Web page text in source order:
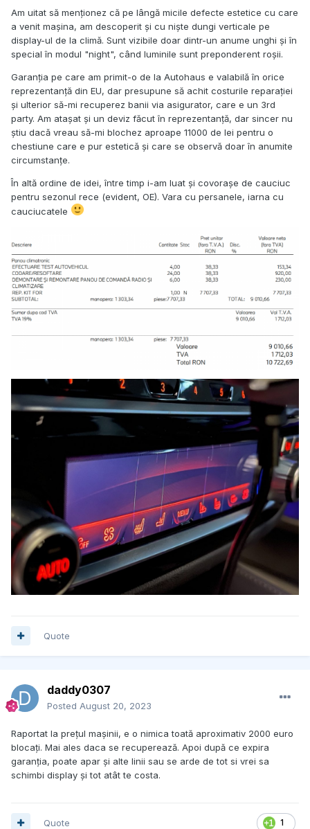
Am uitat să menționez că pe lângă micile defecte estetice cu care
a venit mașina, am descoperit și cu niște dungi verticale pe
display-ul de la climă. Sunt vizibile doar dintr-un anume unghi și în
special în modul "night", când luminile sunt preponderent roșii.
Garanția pe care am primit-o de la Autohaus e valabilă în orice
reprezentanță din EU, dar presupune să achit costurile reparației
și ulterior să-mi recuperez banii via asigurator, care e un 3rd
party. Am atașat și un deviz făcut în reprezentanță, dar sincer nu
știu dacă vreau să-mi blochez aproape 11000 de lei pentru o
chestiune care e pur estetică și care se observă doar în anumite
circumstanțe.
În altă ordine de idei, între timp i-am luat și covorașe de cauciuc
pentru sezonul rece (evident, OE). Vara cu persanele, iarna cu
cauciucatele
Quote
daddy0307
Posted August 20, 2023
Raportat la prețul mașinii, e o nimica toată aproximativ 2000 euro
blocați. Mai ales daca se recuperează. Apoi după ce expira
garanția, poate apar și alte linii sau se arde de tot si vrei sa
schimbi display și tot atât te costa.
1
Quote